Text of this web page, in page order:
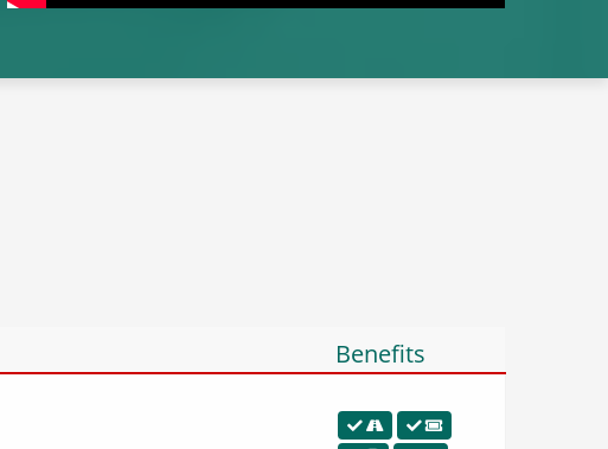
Benefits